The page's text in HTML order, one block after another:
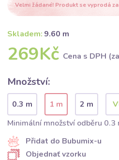
Velmi žádané! Produkt se vyprodá
Skladem: 9.60 m
269Kč Cena s DPH
Množství:
0.3 m 1 m
2 m
Minimální množství odběru 0.3
Přidat do Bubumix-u
Objednať vzorku